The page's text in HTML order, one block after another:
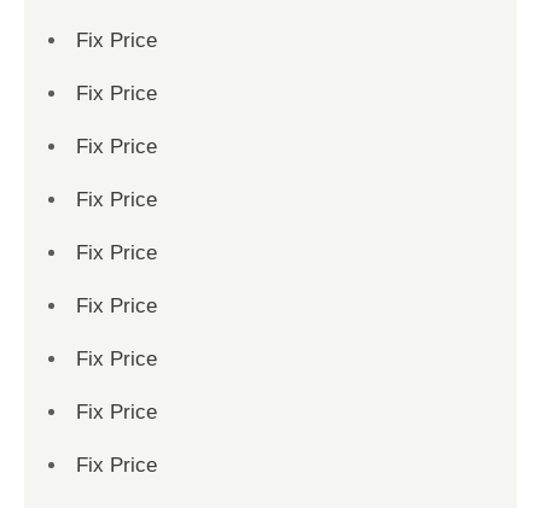
Fix Price
Fix Price
Fix Price
Fix Price
Fix Price
Fix Price
Fix Price
Fix Price
Fix Price